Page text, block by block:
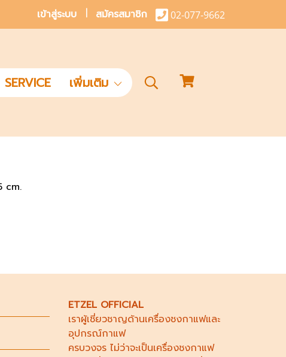
เข้าสู่ระบบ สมัครสมาชิก 02-077-9662
SERVICE เพิ่มเติม
cm.
ETZEL OFFICIAL
เราผู้เชี่ยวชาญด้านเครื่องชงกาแฟและ
อุปกรณ์กาแฟ
ครบวงจร ไม่ว่าจะเป็นเครื่องชงกาแฟ